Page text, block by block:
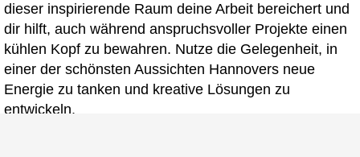
dieser inspirierende Raum deine Arbeit bereichert und
dir hilft, auch während anspruchsvoller Projekte einen
kühlen Kopf zu bewahren. Nutze die Gelegenheit, in
einer der schönsten Aussichten Hannovers neue
Energie zu tanken und kreative Lösungen zu
entwickeln.